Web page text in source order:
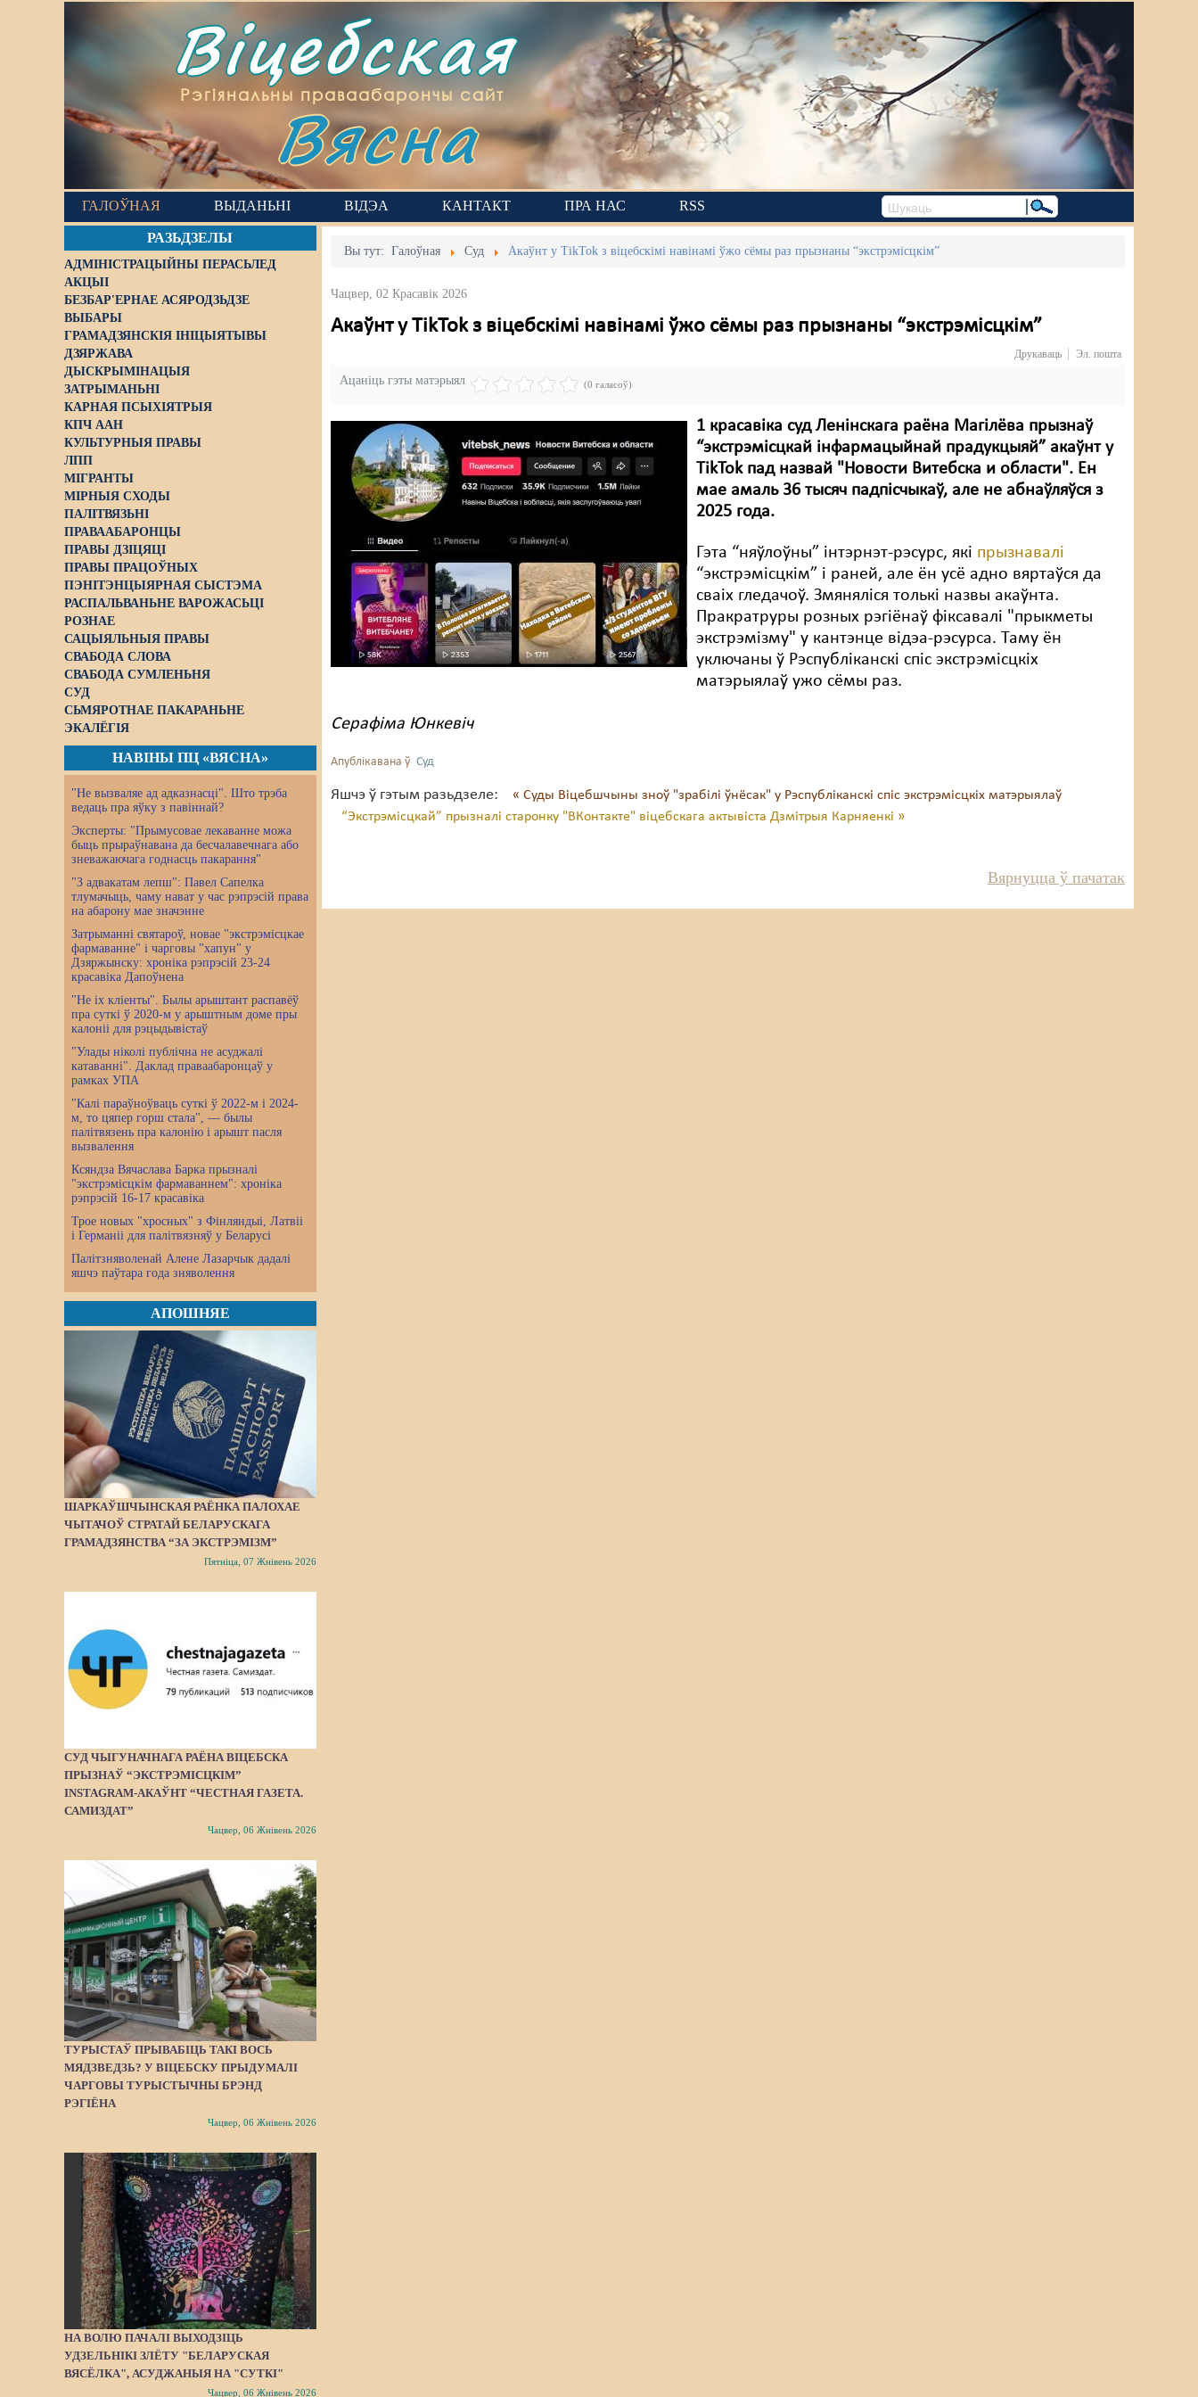
Віцебская
Рэгіянальны праваабарончы сайт
Вясна
ГАЛОЎНАЯ ВЫДАНЬНІ ВІДЭА КАНТАКТ ПРА НАС RSS
РАЗЬДЗЕЛЫ
АДМІНІСТРАЦЫЙНЫ ПЕРАСЬЛЕД
АКЦЫІ
БЕЗБАР'ЕРНАЕ АСЯРОДЗЬДЗЕ
ВЫБАРЫ
ГРАМАДЗЯНСКІЯ ІНІЦЫЯТЫВЫ
ДЗЯРЖАВА
ДЫСКРЫМІНАЦЫЯ
ЗАТРЫМАНЬНІ
КАРНАЯ ПСЫХІЯТРЫЯ
КПЧ ААН
КУЛЬТУРНЫЯ ПРАВЫ
ЛПП
МІГРАНТЫ
МІРНЫЯ СХОДЫ
ПАЛІТВЯЗЬНІ
ПРАВААБАРОНЦЫ
ПРАВЫ ДЗІЦЯЦІ
ПРАВЫ ПРАЦОЎНЫХ
ПЭНІТЭНЦЫЯРНАЯ СЫСТЭМА
РАСПАЛЬВАНЬНЕ ВАРОЖАСЬЦІ
РОЗНАЕ
САЦЫЯЛЬНЫЯ ПРАВЫ
СВАБОДА СЛОВА
СВАБОДА СУМЛЕНЬНЯ
СУД
СЬМЯРОТНАЕ ПАКАРАНЬНЕ
ЭКАЛЁГІЯ
НАВІНЫ ПЦ «ВЯСНА»
"Не вызваляе ад адказнасці". Што трэба
ведаць пра яўку з павіннай?
Эксперты: "Прымусовае лекаванне можа
быць прыраўнавана да бесчалавечнага або
зневажаючага годнасць пакарання"
"З адвакатам лепш": Павел Сапелка
тлумачыць, чаму нават у час рэпрэсій права
на абарону мае значэнне
Затрыманні святароў, новае "экстрэмісцкае
фармаванне" і чарговы "хапун" у
Дзяржынску: хроніка рэпрэсій 23-24
красавіка Дапоўнена
"Не іх кліенты". Былы арыштант распавёў
пра суткі ў 2020-м у арыштным доме пры
калоніі для рэцыдывістаў
"Улады ніколі публічна не асуджалі
катаванні". Даклад праваабаронцаў у
рамках УПА
"Калі параўноўваць суткі ў 2022-м і 2024-
м, то цяпер горш стала", — былы
палітвязень пра калонію і арышт пасля
вызвалення
Ксяндза Вячаслава Барка прызналі
"экстрэмісцкім фармаваннем": хроніка
рэпрэсій 16-17 красавіка
Трое новых "хросных" з Фінляндыі, Латвіі
і Германіі для палітвязняў у Беларусі
Палітзняволенай Алене Лазарчык дадалі
яшчэ паўтара года зняволення
АПОШНЯЕ
ШАРКАЎШЧЫНСКАЯ РАЁНКА ПАЛОХАЕ
ЧЫТАЧОЎ СТРАТАЙ БЕЛАРУСКАГА
ГРАМАДЗЯНСТВА “ЗА ЭКСТРЭМІЗМ”
Пятніца, 07 Жнівень 2026
СУД ЧЫГУНАЧНАГА РАЁНА ВІЦЕБСКА
ПРЫЗНАЎ “ЭКСТРЭМІСЦКІМ”
INSTAGRAM-АКАЎНТ “ЧЕСТНАЯ ГАЗЕТА.
САМИЗДАТ”
Чацвер, 06 Жнівень 2026
ТУРЫСТАЎ ПРЫВАБІЦЬ ТАКІ ВОСЬ
МЯДЗВЕДЗЬ? У ВІЦЕБСКУ ПРЫДУМАЛІ
ЧАРГОВЫ ТУРЫСТЫЧНЫ БРЭНД
РЭГІЁНА
Чацвер, 06 Жнівень 2026
НА ВОЛЮ ПАЧАЛІ ВЫХОДЗІЦЬ
УДЗЕЛЬНІКІ ЗЛЁТУ "БЕЛАРУСКАЯ
ВЯСЁЛКА", АСУДЖАНЫЯ НА "СУТКІ"
Чацвер, 06 Жнівень 2026
Вы тут:Галоўная Суд Акаўнт у TikTok з віцебскімі навінамі ўжо сёмы раз прызнаны “экстрэмісцкім”
Чацвер, 02 Красавік 2026
Акаўнт у TikTok з віцебскімі навінамі ўжо сёмы раз прызнаны “экстрэмісцкім”
Друкаваць Эл. пошта
Ацаніць гэты матэрыял (0 галасоў)
1 красавіка суд Ленінскага раёна Магілёва прызнаў
“экстрэмісцкай інфармацыйнай прадукцыяй” акаўнт у
TikTok пад назвай "Новости Витебска и области". Ен
мае амаль 36 тысяч падпісчыкаў, але не абнаўляўся з
2025 года.
Гэта “няўлоўны” інтэрнэт-рэсурс, які прызнавалі
“экстрэмісцкім” і раней, але ён усё адно вяртаўся да
сваіх гледачоў. Змяняліся толькі назвы акаўнта.
Пракратруры розных рэгіёнаў фіксавалі "прыкметы
экстрэмізму" у кантэнце відэа-рэсурса. Таму ён
уключаны ў Рэспубліканскі спіс экстрэмісцкіх
матэрыялаў ужо сёмы раз.
Серафіма Юнкевіч
Апублікавана ў Суд
Яшчэ ў гэтым разьдзеле:
« Суды Віцебшчыны зноў "зрабілі ўнёсак" у Рэспубліканскі спіс экстрэмісцкіх матэрыялаў
“Экстрэмісцкай” прызналі старонку "ВКонтакте" віцебскага актывіста Дзмітрыя Карняенкі »
Вярнуцца ў пачатак